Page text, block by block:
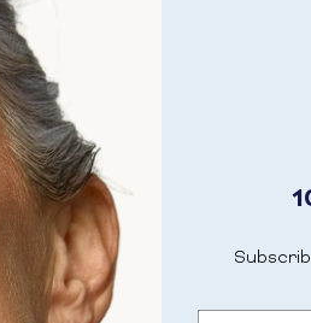
The Flow
based extracts
20G
Maca